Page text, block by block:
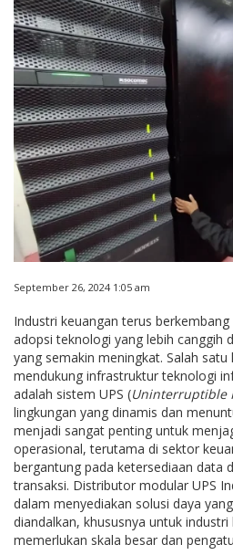
September 26, 2024 1:05 am
Industri keuangan terus
adopsi teknologi yang lebih canggih
yang semakin meningkat. Salah
mendukung infrastruktur teknologi
adalah sistem UPS (Uninterruptible
lingkungan yang dinamis dan
menjadi sangat penting untuk
operasional, terutama di sektor
bergantung pada ketersediaan data
transaksi. Distributor modular UPS
dalam menyediakan solusi daya
diandalkan, khususnya untuk
memerlukan skala besar dan